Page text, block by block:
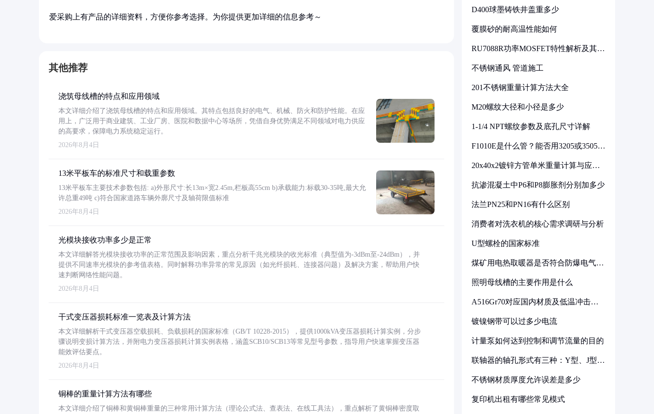
爱采购上有产品的详细资料，方便你参考选择。为你提供更加详细的信息参考～
其他推荐
浇筑母线槽的特点和应用领域
本文详细介绍了浇筑母线槽的特点和应用领域。其特点包括良好的电气、机械、防火和防护性能。在应
用上，广泛用于商业建筑、工业厂房、医院和数据中心等场所，凭借自身优势满足不同领域对电力供应
的高要求，保障电力系统稳定运行。
2026年8月4日
13米平板车的标准尺寸和载重参数
13米平板车主要技术参数包括: a)外形尺寸:长13m×宽2.45m,栏板高55cm b)承载能力:标载30-35吨,最大允
许总重49吨 c)符合国家道路车辆外廓尺寸及轴荷限值标准
2026年8月4日
光模块接收功率多少是正常
本文详细解答光模块接收功率的正常范围及影响因素，重点分析千兆光模块的收光标准（典型值为-3dBm至-24dBm），并
提供不同速率光模块的参考值表格。同时解释功率异常的常见原因（如光纤损耗、连接器问题）及解决方案，帮助用户快
速判断网络性能问题。
2026年8月4日
干式变压器损耗标准一览表及计算方法
本文详细解析干式变压器空载损耗、负载损耗的国家标准（GB/T 10228-2015），提供1000kVA变压器损耗计算实例，分步
骤说明变损计算方法，并附电力变压器损耗计算实例表格，涵盖SCB10/SCB13等常见型号参数，指导用户快速掌握变压器
能效评估要点。
2026年8月4日
铜棒的重量计算方法有哪些
本文详细介绍了铜棒和黄铜棒重量的三种常用计算方法（理论公式法、查表法、在线工具法），重点解析了黄铜棒密度取
D400球墨铸铁井盖重多少
覆膜砂的耐高温性能如何
RU7088R功率MOSFET特性解析及其在
不锈钢通风 管道施工
201不锈钢重量计算方法大全
M20螺纹大径和小径是多少
1-1/4 NPT螺纹参数及底孔尺寸详解
F1010E是什么管？能否用3205或3505代
20x40x2镀锌方管单米重量计算与应用
抗渗混凝土中P6和P8膨胀剂分别加多少
法兰PN25和PN16有什么区别
消费者对洗衣机的核心需求调研与分析
U型螺栓的国家标准
煤矿用电热取暖器是否符合防爆电气设
照明母线槽的主要作用是什么
A516Gr70对应国内材质及低温冲击要
镀镍钢带可以过多少电流
计量泵如何达到控制和调节流量的目的
联轴器的轴孔形式有三种：Y型、J型、
不锈钢材质厚度允许误差是多少
复印机出租有哪些常见模式